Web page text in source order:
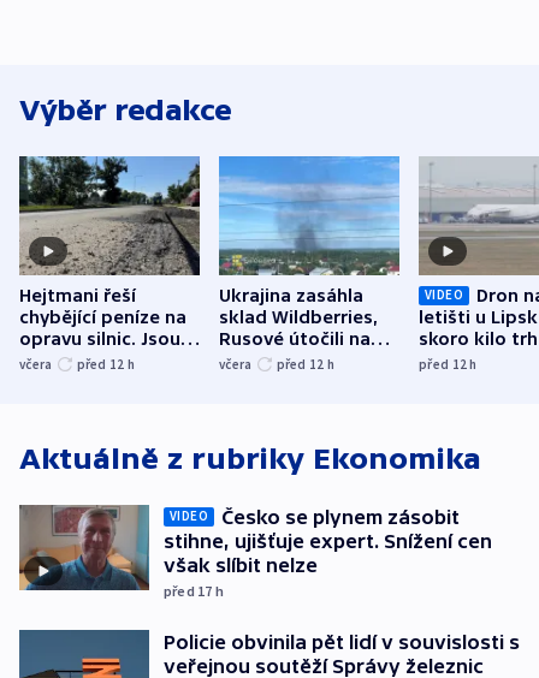
Výběr redakce
Hejtmani řeší
chybějící peníze na
opravu silnic. Jsou
nenárokové, namítá
včera před 12 h
Ukrajina zasáhla
sklad Wildberries,
Rusové útočili na
trh, hasiče či
včera před 12 h
VIDEO
Dron
letišti u
skoro kilo
indicie
před 12h
Aktuálně z rubriky Ekonomika
VIDEO
Česko se plynem zásobit
stihne, ujišťuje expert. Snížení cen
však slíbit nelze
před 17 h
Policie obvinila pět lidí v souvislosti s
veřejnou soutěží Správy železnic